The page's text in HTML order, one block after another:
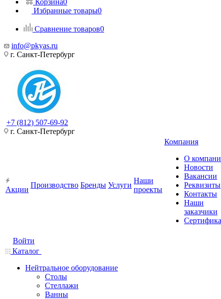
Корзина0
Избранные товары0
Сравнение товаров0
info@pkyas.ru
г. Санкт-Петербург
+7 (812) 507-69-92
г. Санкт-Петербург
Акции
Производство Бренды Услуги
Наши
проекты
Компания
О
Новости
Вакансии
Реквизиты
Контакты
Наши
заказчики
Войти
Каталог
Нейтральное оборудование
Столы
Стеллажи
Ванны